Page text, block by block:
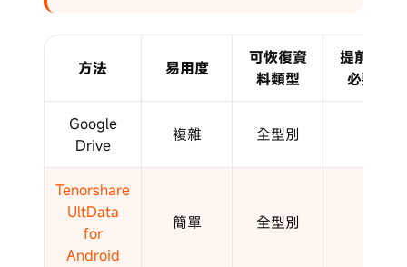
方法 易用度
可恢復資
料類型
提前備份
必要性
Google
Drive
複雜 全型別
Tenorshare
UltData
for
Android
簡單 全型別